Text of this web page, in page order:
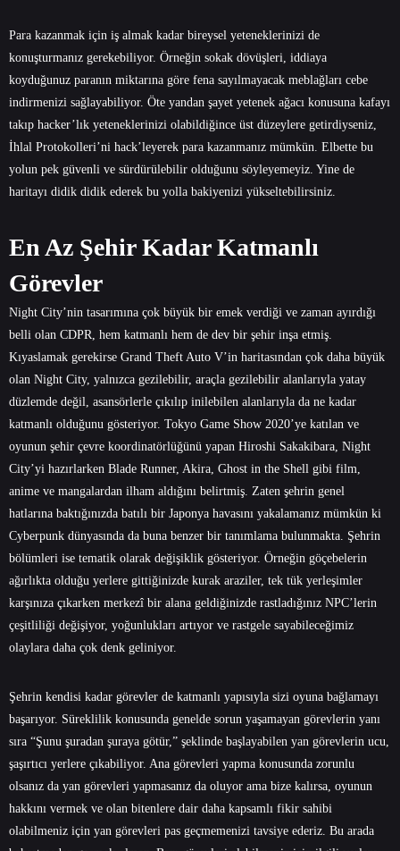
Para kazanmak için iş almak kadar bireysel yeteneklerinizi de
konuşturmanız gerekebiliyor. Örneğin sokak dövüşleri, iddiaya
koyduğunuz paranın miktarına göre fena sayılmayacak meblağları cebe
indirmenizi sağlayabiliyor. Öte yandan şayet yetenek ağacı konusuna kafayı
takıp hacker’lık yeteneklerinizi olabildiğince üst düzeylere getirdiyseniz,
İhlal Protokolleri’ni hack’leyerek para kazanmanız mümkün. Elbette bu
yolun pek güvenli ve sürdürülebilir olduğunu söyleyemeyiz. Yine de
haritayı didik didik ederek bu yolla bakiyenizi yükseltebilirsiniz.
En Az Şehir Kadar Katmanlı
Görevler
Night City’nin tasarımına çok büyük bir emek verdiği ve zaman ayırdığı
belli olan CDPR, hem katmanlı hem de dev bir şehir inşa etmiş.
Kıyaslamak gerekirse Grand Theft Auto V’in haritasından çok daha büyük
olan Night City, yalnızca gezilebilir, araçla gezilebilir alanlarıyla yatay
düzlemde değil, asansörlerle çıkılıp inilebilen alanlarıyla da ne kadar
katmanlı olduğunu gösteriyor. Tokyo Game Show 2020’ye katılan ve
oyunun şehir çevre koordinatörlüğünü yapan Hiroshi Sakakibara, Night
City’yi hazırlarken Blade Runner, Akira, Ghost in the Shell gibi film,
anime ve mangalardan ilham aldığını belirtmiş. Zaten şehrin genel
hatlarına baktığınızda batılı bir Japonya havasını yakalamanız mümkün ki
Cyberpunk dünyasında da buna benzer bir tanımlama bulunmakta. Şehrin
bölümleri ise tematik olarak değişiklik gösteriyor. Örneğin göçebelerin
ağırlıkta olduğu yerlere gittiğinizde kurak araziler, tek tük yerleşimler
karşınıza çıkarken merkezî bir alana geldiğinizde rastladığınız NPC’lerin
çeşitliliği değişiyor, yoğunlukları artıyor ve rastgele sayabileceğimiz
olaylara daha çok denk geliniyor.
Şehrin kendisi kadar görevler de katmanlı yapısıyla sizi oyuna bağlamayı
başarıyor. Süreklilik konusunda genelde sorun yaşamayan görevlerin yanı
sıra “Şunu şuradan şuraya götür,” şeklinde başlayabilen yan görevlerin ucu,
şaşırtıcı yerlere çıkabiliyor. Ana görevleri yapma konusunda zorunlu
olsanız da yan görevleri yapmasanız da oluyor ama bize kalırsa, oyunun
hakkını vermek ve olan bitenlere dair daha kapsamlı fikir sahibi
olabilmeniz için yan görevleri pas geçmemenizi tavsiye ederiz. Bu arada